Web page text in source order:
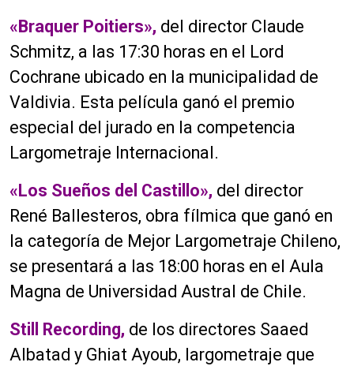
«Braquer Poitiers», del director Claude
Schmitz, a las 17:30 horas en el Lord
Cochrane ubicado en la municipalidad de
Valdivia. Esta película ganó el premio
especial del jurado en la competencia
Largometraje Internacional.
«Los Sueños del Castillo», del director
René Ballesteros, obra fílmica que ganó en
la categoría de Mejor Largometraje Chileno,
se presentará a las 18:00 horas en el Aula
Magna de Universidad Austral de Chile.
Still Recording, de los directores Saaed
Albatad y Ghiat Ayoub, largometraje que